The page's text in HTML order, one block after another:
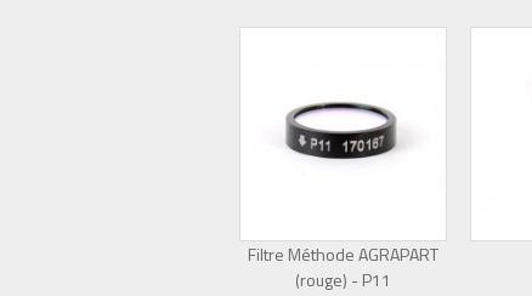
Filtre Méthode AGRAPART
(rouge) - P11